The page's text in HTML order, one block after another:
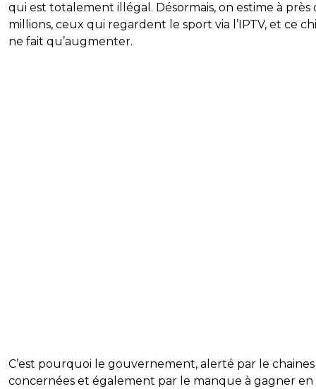
qui est totalement illégal. Désormais, on estime à près
millions, ceux qui regardent le sport via l’IPTV, et ce
ne fait qu’augmenter.
C’est pourquoi le gouvernement, alerté par le chaines
concernées et également par le manque à gagner en